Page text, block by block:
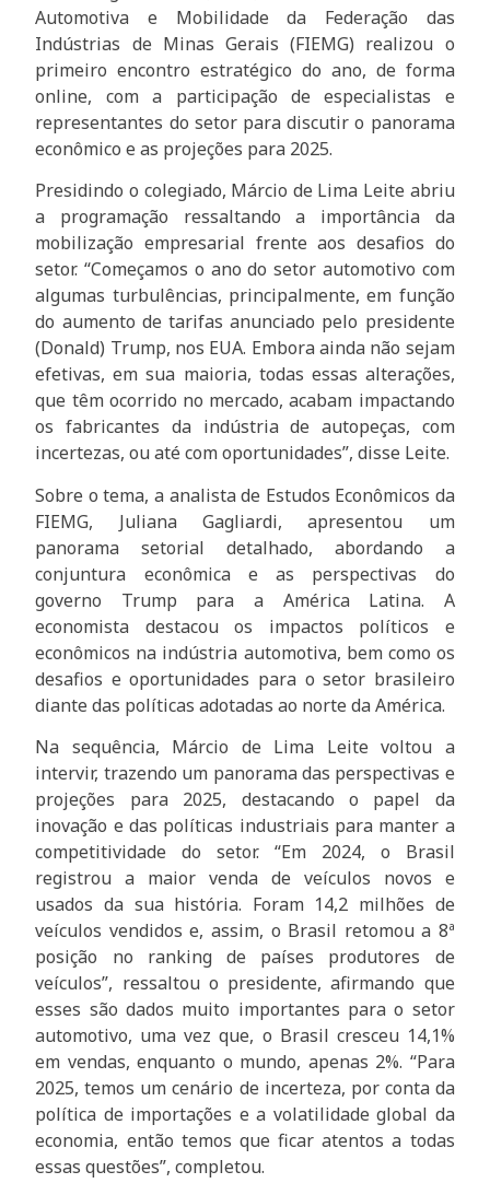
Automotiva e Mobilidade da Federação das
Indústrias de Minas Gerais (FIEMG) realizou o
primeiro encontro estratégico do ano, de forma
online, com a participação de especialistas e
representantes do setor para discutir o panorama
econômico e as projeções para 2025.
Presidindo o colegiado, Márcio de Lima Leite abriu
a programação ressaltando a importância da
mobilização empresarial frente aos desafios do
setor. “Começamos o ano do setor automotivo com
algumas turbulências, principalmente, em função
do aumento de tarifas anunciado pelo presidente
(Donald) Trump, nos EUA. Embora ainda não sejam
efetivas, em sua maioria, todas essas alterações,
que têm ocorrido no mercado, acabam impactando
os fabricantes da indústria de autopeças, com
incertezas, ou até com oportunidades”, disse Leite.
Sobre o tema, a analista de Estudos Econômicos da
FIEMG, Juliana Gagliardi, apresentou um
panorama setorial detalhado, abordando a
conjuntura econômica e as perspectivas do
governo Trump para a América Latina. A
economista destacou os impactos políticos e
econômicos na indústria automotiva, bem como os
desafios e oportunidades para o setor brasileiro
diante das políticas adotadas ao norte da América.
Na sequência, Márcio de Lima Leite voltou a
intervir, trazendo um panorama das perspectivas e
projeções para 2025, destacando o papel da
inovação e das políticas industriais para manter a
competitividade do setor. “Em 2024, o Brasil
registrou a maior venda de veículos novos e
usados da sua história. Foram 14,2 milhões de
veículos vendidos e, assim, o Brasil retomou a 8ª
posição no ranking de países produtores de
veículos”, ressaltou o presidente, afirmando que
esses são dados muito importantes para o setor
automotivo, uma vez que, o Brasil cresceu 14,1%
em vendas, enquanto o mundo, apenas 2%. “Para
2025, temos um cenário de incerteza, por conta da
política de importações e a volatilidade global da
economia, então temos que ficar atentos a todas
essas questões”, completou.